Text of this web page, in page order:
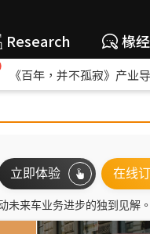
Research 椽
《百年，并不孤寂》产业
立即体验 在线
未来车业务进步的独到见解。